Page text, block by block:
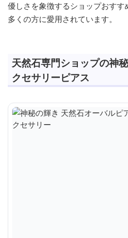
優しさを象徴するショップおすす
多くの方に愛用されています。
天然石専門ショップの神
クセサリーピアス